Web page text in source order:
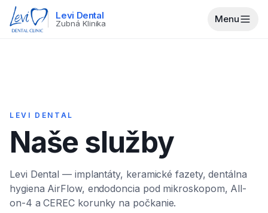
Levi Dental
Zubná Klinika Menu
LEVI DENTAL
Naše služby
Levi Dental — implantáty, keramické fazety, dentálna
hygiena AirFlow, endodoncia pod mikroskopom, All-
on-4 a CEREC korunky na počkanie.